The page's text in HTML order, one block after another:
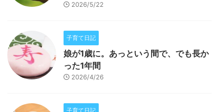
2026/5/22
子育て日記
娘が1歳に。あっという間で、でも長か
った1年間
2026/4/26
子育て日記